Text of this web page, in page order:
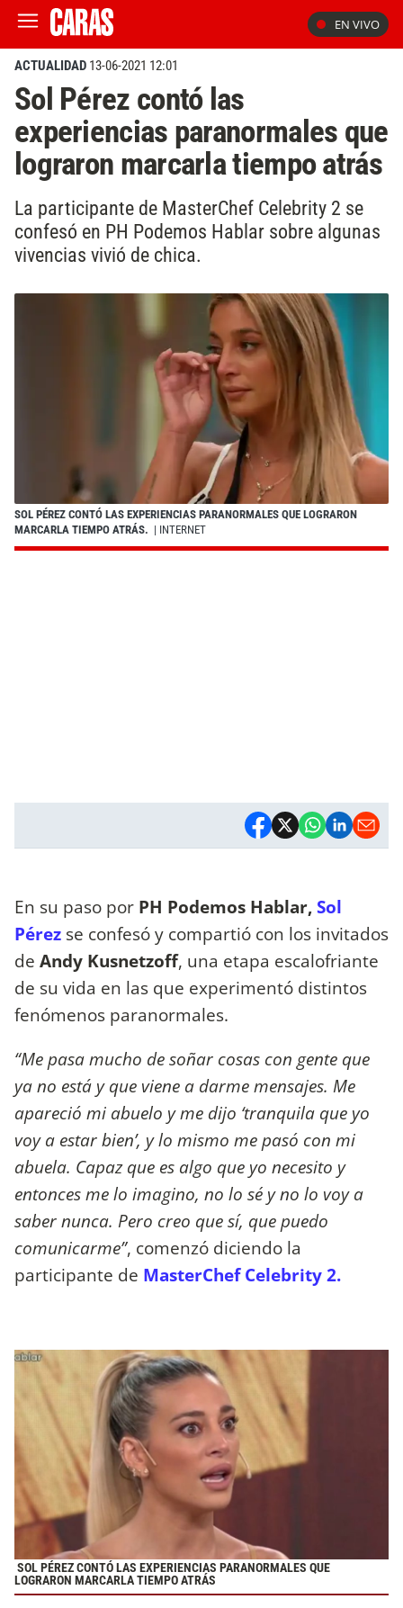
EN VIVO
ACTUALIDAD 13-06-2021 12:01
Sol Pérez contó las
experiencias paranormales que
lograron marcarla tiempo atrás
La participante de MasterChef Celebrity 2 se
confesó en PH Podemos Hablar sobre algunas
vivencias vivió de chica.
SOL PÉREZ CONTÓ LAS EXPERIENCIAS PARANORMALES QUE LOGRARON
MARCARLA TIEMPO ATRÁS. | INTERNET
En su paso por PH Podemos Hablar,Sol
Pérez se confesó y compartió con los invitados
de Andy Kusnetzoff, una etapa escalofriante
de su vida en las que experimentó distintos
fenómenos paranormales.
“Me pasa mucho de soñar cosas con gente que
ya no está y que viene a darme mensajes. Me
apareció mi abuelo y me dijo ‘tranquila que yo
voy a estar bien’, y lo mismo me pasó con mi
abuela. Capaz que es algo que yo necesito y
entonces me lo imagino, no lo sé y no lo voy a
saber nunca. Pero creo que sí, que puedo
comunicarme”, comenzó diciendo la
participante de MasterChef Celebrity 2.
SOL PÉREZ CONTÓ LAS EXPERIENCIAS PARANORMALES QUE
LOGRARON MARCARLA TIEMPO ATRÁS